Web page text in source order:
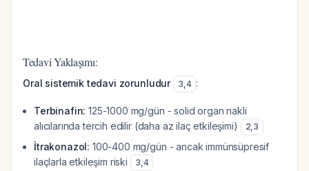
Tedavi Yaklaşımı:
Oral sistemik tedavi zorunludur 3,4 :
Terbinafin: 125-1000 mg/gün - solid organ nakli
alıcılarında tercih edilir (daha az ilaç etkileşimi)
2,3
İtrakonazol: 100-400 mg/gün - ancak immünsüpresif
ilaçlarla etkileşim riski
3,4